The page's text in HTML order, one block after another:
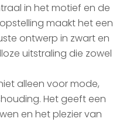
in het motief en de
maakt het een
ontwerp in zwart en
uitstraling die zowel
alleen voor mode,
Het geeft een
en het plezier van